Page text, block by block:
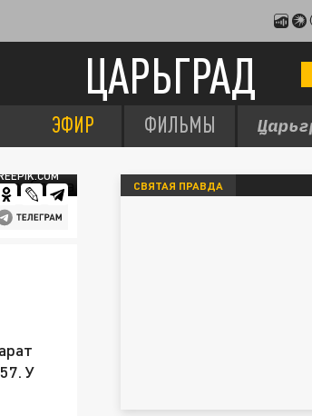
ЦАРЬГРАД
ЭФИР ФИЛЬМЫ
У
СВЯТАЯ ПРАВДА